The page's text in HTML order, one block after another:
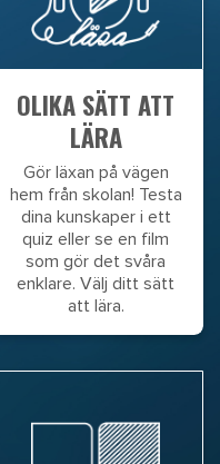
OLIKA SÄTT ATT
LÄRA
Gör läxan på vägen
hem från skolan! Testa
dina kunskaper i ett
quiz eller se en film
som gör det svåra
enklare. Välj ditt sätt
att lära.